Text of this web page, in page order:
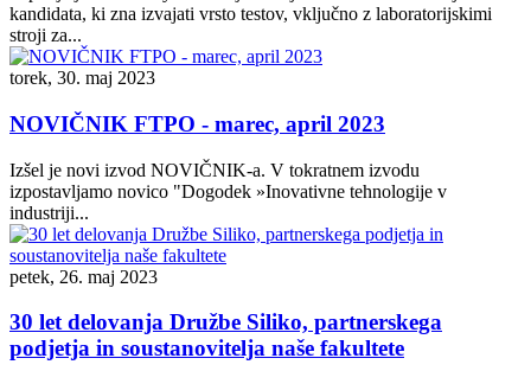
kandidata, ki zna izvajati vrsto testov, vključno z laboratorijskimi
stroji za...
torek, 30. maj 2023
NOVIČNIK FTPO - marec, april 2023
Izšel je novi izvod NOVIČNIK-a. V tokratnem izvodu
izpostavljamo novico "Dogodek »Inovativne tehnologije v
industriji...
petek, 26. maj 2023
30 let delovanja Družbe Siliko, partnerskega
podjetja in soustanovitelja naše fakultete